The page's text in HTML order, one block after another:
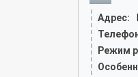
Адрес:
Режим